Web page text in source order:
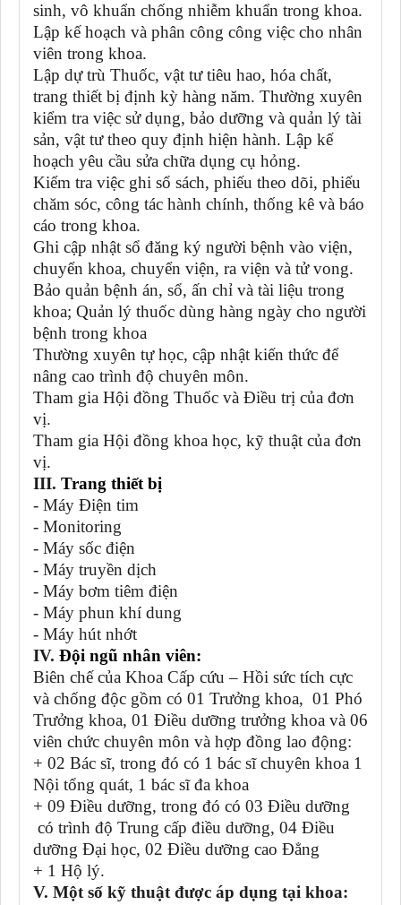
sinh, vô khuẩn chống nhiễm khuẩn trong khoa.
Lập kế hoạch và phân công công việc cho nhân
viên trong khoa.
Lập dự trù Thuốc, vật tư tiêu hao, hóa chất,
trang thiết bị định kỳ hàng năm. Thường xuyên
kiểm tra việc sử dụng, bảo dưỡng và quản lý tài
sản, vật tư theo quy định hiện hành. Lập kế
hoạch yêu cầu sửa chữa dụng cụ hỏng.
Kiểm tra việc ghi sổ sách, phiếu theo dõi, phiếu
chăm sóc, công tác hành chính, thống kê và báo
cáo trong khoa.
Ghi cập nhật sổ đăng ký người bệnh vào viện,
chuyển khoa, chuyển viện, ra viện và tử vong.
Bảo quản bệnh án, sổ, ấn chỉ và tài liệu trong
khoa; Quản lý thuốc dùng hàng ngày cho người
bệnh trong khoa
Thường xuyên tự học, cập nhật kiến thức để
nâng cao trình độ chuyên môn.
Tham gia Hội đồng Thuốc và Điều trị của đơn
vị.
Tham gia Hội đồng khoa học, kỹ thuật của đơn
vị.
III. Trang thiết bị
- Máy Điện tim
- Monitoring
- Máy sốc điện
- Máy truyền dịch
- Máy bơm tiêm điện
- Máy phun khí dung
- Máy hút nhớt
IV. Đội ngũ nhân viên:
Biên chế của Khoa Cấp cứu – Hồi sức tích cực
và chống độc gồm có 01 Trưởng khoa, 01 Phó
Trưởng khoa, 01 Điều dưỡng trưởng khoa và 06
viên chức chuyên môn và hợp đồng lao động:
+ 02 Bác sĩ, trong đó có 1 bác sĩ chuyên khoa 1
Nội tổng quát, 1 bác sĩ đa khoa
+ 09 Điều dưỡng, trong đó có 03 Điều dưỡng
có trình độ Trung cấp điều dưỡng, 04 Điều
dưỡng Đại học, 02 Điều dưỡng cao Đẳng
+ 1 Hộ lý.
V. Một số kỹ thuật được áp dụng tại khoa: